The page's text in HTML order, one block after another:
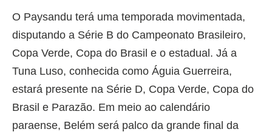
O Paysandu terá uma temporada movimentada,
disputando a Série B do Campeonato Brasileiro,
Copa Verde, Copa do Brasil e o estadual. Já a
Tuna Luso, conhecida como Águia Guerreira,
estará presente na Série D, Copa Verde, Copa do
Brasil e Parazão. Em meio ao calendário
paraense, Belém será palco da grande final da